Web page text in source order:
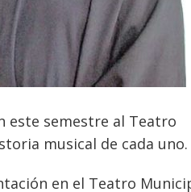
este semestre al Teatro
musical de cada uno.
en el Teatro